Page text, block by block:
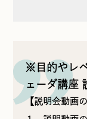
※目的やレ
ェーダ講座
【説明会動画